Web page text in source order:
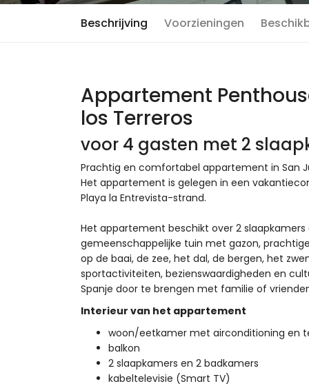
Beschrijving Voorzieningen
Appartement
los Terreros
voor 4 gasten met 2
Prachtig en comfortabel appartement in San
Het appartement is gelegen in een
Playa la Entrevista-strand.
Het appartement beschikt over 2
gemeenschappelijke tuin met gazon,
op de baai, de zee, het dal, de bergen, het
sportactiviteiten, bezienswaardigheden en
Spanje door te brengen met familie of
Interieur van het appartement
woon/eetkamer met airconditioning en
balkon
2 slaapkamers en 2 badkamers
kabeltelevisie (Smart TV)